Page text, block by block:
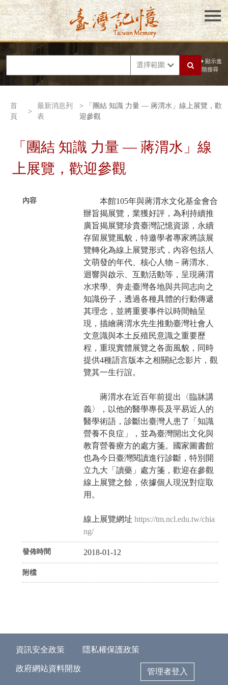
選擇範圍
顯示進
階搜尋
首
頁
>
最新消息列
表
> 「團結 知識 力量 — 蔣渭水」線上展覽，歡
迎參觀
「團結 知識 力量 — 蔣渭水」線
上展覽，歡迎參觀
內容
本館105年與蔣渭水文化基金會合
辦旨揭展覽，業獲好評，為利持續推
廣旨揭展覽珍貴臺灣記憶資源，永續
存留展覽風貌，特邀學者專家將該展
覽轉化為線上展覽形式，內容包括人
文萌發的年代、核心人物－蔣渭水、
迴響與啟示、互動活動等，呈現蔣渭
水求學、奔走臺灣各地與共同志向之
知識份子，透過各種具體的行動傳遞
其理念，並將重要事件以時間軸呈
現，描繪蔣渭水先生推動臺灣社會人
文意識與本土反殖民意識之重要歷
程，重現實體展覽之各面風貌，同時
提供4種語言版本之相關紀念影片，觀
覽其一生行誼。
蔣渭水在近百年前提出〈臨牀講
義〉，以他的醫學專長及平易近人的
醫學術語，診斷出臺灣人患了「知識
營養不良症」，並為臺灣開出文化與
教育營養療方的處方箋。國家圖書館
也為今日臺灣閱讀進行診斷，特別開
立九大「讀藥」處方箋，歡迎在參觀
線上展覽之餘，依據個人現況對症取
用。
線上展覽網址 https://tm.ncl.edu.tw/chia
ng/
發佈時間 2018-01-12
附檔
資訊安全政策 隱私權保護政策
政府網站資料開放 管理者登入